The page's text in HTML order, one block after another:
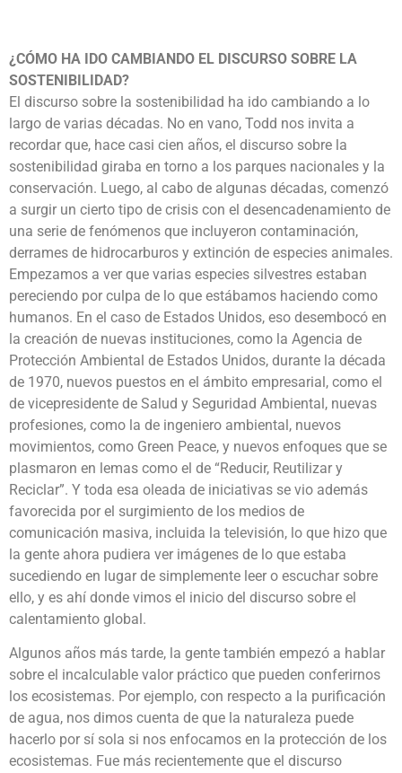
¿CÓMO HA IDO CAMBIANDO EL DISCURSO SOBRE LA
SOSTENIBILIDAD?
El discurso sobre la sostenibilidad ha ido cambiando a lo
largo de varias décadas. No en vano, Todd nos invita a
recordar que, hace casi cien años, el discurso sobre la
sostenibilidad giraba en torno a los parques nacionales y la
conservación. Luego, al cabo de algunas décadas, comenzó
a surgir un cierto tipo de crisis con el desencadenamiento de
una serie de fenómenos que incluyeron contaminación,
derrames de hidrocarburos y extinción de especies animales.
Empezamos a ver que varias especies silvestres estaban
pereciendo por culpa de lo que estábamos haciendo como
humanos. En el caso de Estados Unidos, eso desembocó en
la creación de nuevas instituciones, como la Agencia de
Protección Ambiental de Estados Unidos, durante la década
de 1970, nuevos puestos en el ámbito empresarial, como el
de vicepresidente de Salud y Seguridad Ambiental, nuevas
profesiones, como la de ingeniero ambiental, nuevos
movimientos, como Green Peace, y nuevos enfoques que se
plasmaron en lemas como el de “Reducir, Reutilizar y
Reciclar”. Y toda esa oleada de iniciativas se vio además
favorecida por el surgimiento de los medios de
comunicación masiva, incluida la televisión, lo que hizo que
la gente ahora pudiera ver imágenes de lo que estaba
sucediendo en lugar de simplemente leer o escuchar sobre
ello, y es ahí donde vimos el inicio del discurso sobre el
calentamiento global.
Algunos años más tarde, la gente también empezó a hablar
sobre el incalculable valor práctico que pueden conferirnos
los ecosistemas. Por ejemplo, con respecto a la purificación
de agua, nos dimos cuenta de que la naturaleza puede
hacerlo por sí sola si nos enfocamos en la protección de los
ecosistemas. Fue más recientemente que el discurso